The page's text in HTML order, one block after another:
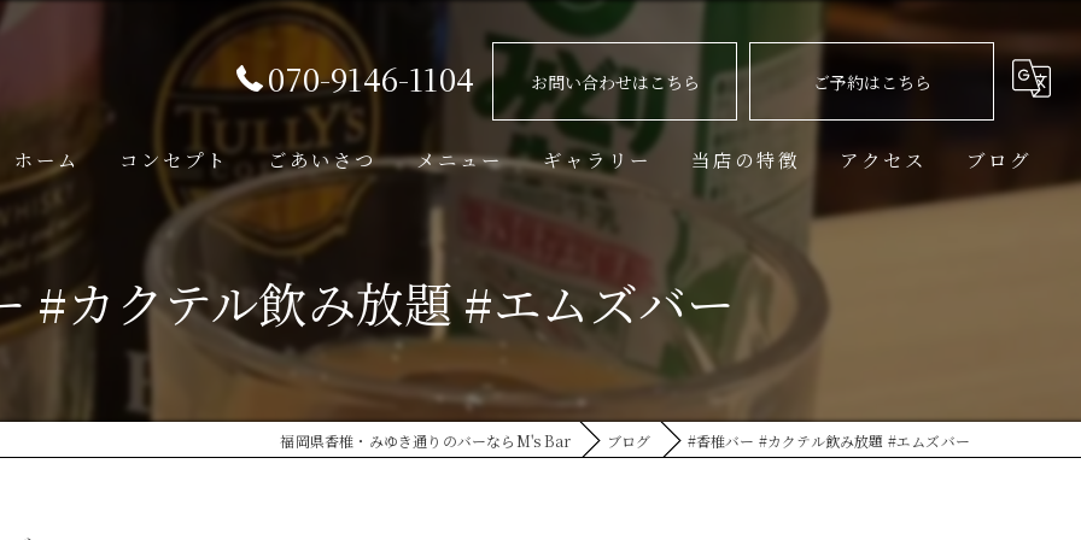
070-9146-1104 お問い合わせはこちら ご予約はこちら
ホーム コンセプト ごあいさつ メニュー ギャラリー 当店の特徴
生ビール
ハイボール
カクテル
アクセス ブログ
#カクテル飲み放題 #エムズバー
福岡県香椎・みゆき通りのバーならM's Bar ブログ #香椎バー #カクテル飲み放題 #エムズバー